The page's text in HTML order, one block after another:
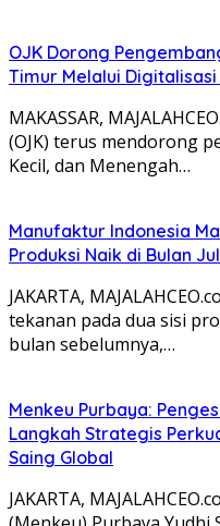
OJK Dorong
Timur Melalui
MAKASSAR,
(OJK) terus mendorong
Kecil, dan Menengah…
Manufaktur Indonesia
Produksi Naik di Bulan
JAKARTA,
tekanan pada dua sisi
bulan sebelumnya,…
Menkeu Purbaya:
Langkah Strategis
Saing Global
JAKARTA,